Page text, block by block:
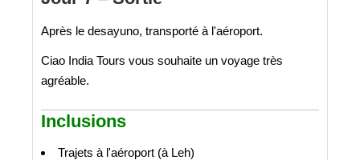
Après le desayuno, transporté à l'aéroport.
Ciao India Tours vous souhaite un voyage très
agréable.
Inclusions
Trajets à l'aéroport (à Leh)